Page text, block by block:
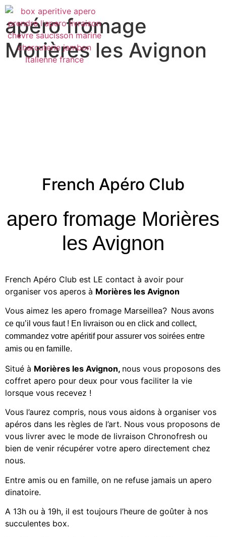
apéro fromage
Morières les Avignon
French Apéro Club
apero fromage Morières
les Avignon
French Apéro Club est LE contact à avoir pour
organiser vos aperos à Morières les Avignon
Vous aimez les apero fromage Marseillea? Nous avons
ce qu’il vous faut ! En livraison ou en click and collect,
commandez votre apéritifpour assurer vos soirées entre
amis ou en famille.
Situé à Morières les Avignon, nous vous proposons des
coffret apero pour deux pour vous faciliter la vie
lorsque vous recevez !
Vous l’aurez compris, nous vous aidons à organiser vos
apéros dans les règles de l’art. Nous vous proposons de
vous livrer avec le mode de livraison Chronofresh ou
bien de venir récupérer votre apero directement chez
nous.
Entre amis ou en famille, on ne refuse jamais un apero
dinatoire.
A 13h ou à 19h, il est toujours l’heure de goûter à nos
succulentes box.